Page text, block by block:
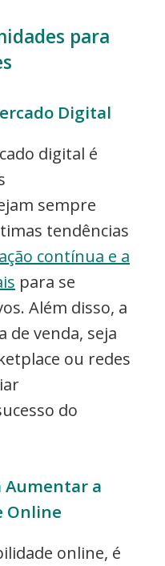
para
Digital
digital é
sempre
tendências
contínua e a
para se
Além disso, a
de venda, seja
ou redes
do
Aumentar a
Online
online, é